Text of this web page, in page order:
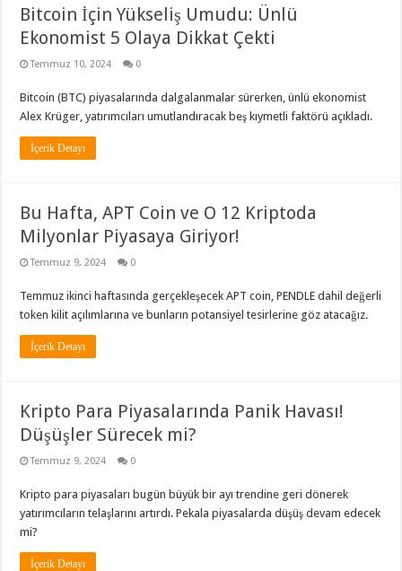
Bitcoin İçin Yükseliş Umudu: Ünlü
Ekonomist 5 Olaya Dikkat Çekti
Temmuz 10, 2024 0
Bitcoin (BTC) piyasalarında dalgalanmalar sürerken, ünlü ekonomist
Alex Krüger, yatırımcıları umutlandıracak beş kıymetli faktörü açıkladı.
İçerik Detayı
Bu Hafta, APT Coin ve O 12 Kriptoda
Milyonlar Piyasaya Giriyor!
Temmuz 9, 2024 0
Temmuz ikinci haftasında gerçekleşecek APT coin, PENDLE dahil değerli
token kilit açılımlarına ve bunların potansiyel tesirlerine göz atacağız.
İçerik Detayı
Kripto Para Piyasalarında Panik Havası!
Düşüşler Sürecek mi?
Temmuz 9, 2024 0
Kripto para piyasaları bugün büyük bir ayı trendine geri dönerek
yatırımcıların telaşlarını artırdı. Pekala piyasalarda düşüş devam edecek
mi?
İçerik Detayı